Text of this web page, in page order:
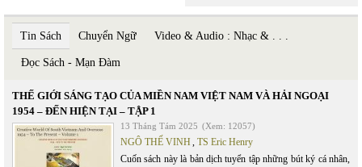
Tin Sách Chuyển Ngữ Video & Audio : Nhạc & . . .
Đọc Sách - Mạn Đàm
THẾ GIỚI SÁNG TẠO CỦA MIỀN NAM VIỆT NAM VÀ HẢI NGOẠI
1954 – ĐẾN HIỆN TẠI – TẬP 1
13 Tháng Tám 2025 (Xem: 12057)
NGÔ THẾ VINH, TS Eric Henry
Cuốn sách này là bản dịch tuyển tập những bút ký cá nhân,